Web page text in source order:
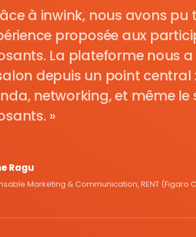
à inwink, nous avons
proposée aux
La plateforme nous
depuis un point central
networking, et même le
Ragu
Marketing & Communication, RENT (Figaro